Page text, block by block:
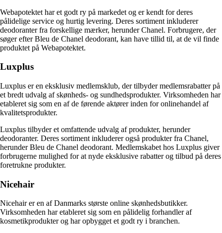
Webapotektet har et godt ry på markedet og er kendt for deres
pålidelige service og hurtig levering. Deres sortiment inkluderer
deodoranter fra forskellige mærker, herunder Chanel. Forbrugere, der
søger efter Bleu de Chanel deodorant, kan have tillid til, at de vil finde
produktet på Webapotektet.
Luxplus
Luxplus er en eksklusiv medlemsklub, der tilbyder medlemsrabatter på
et bredt udvalg af skønheds- og sundhedsprodukter. Virksomheden har
etableret sig som en af de førende aktører inden for onlinehandel af
kvalitetsprodukter.
Luxplus tilbyder et omfattende udvalg af produkter, herunder
deodoranter. Deres sortiment inkluderer også produkter fra Chanel,
herunder Bleu de Chanel deodorant. Medlemskabet hos Luxplus giver
forbrugerne mulighed for at nyde eksklusive rabatter og tilbud på deres
foretrukne produkter.
Nicehair
Nicehair er en af Danmarks største online skønhedsbutikker.
Virksomheden har etableret sig som en pålidelig forhandler af
kosmetikprodukter og har opbygget et godt ry i branchen.